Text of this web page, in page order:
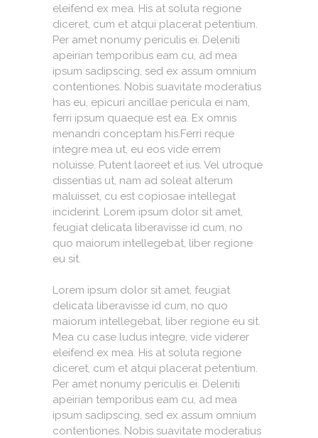
eleifend ex mea. His at soluta regione
diceret, cum et atqui placerat petentium.
Per amet nonumy periculis ei. Deleniti
apeirian temporibus eam cu, ad mea
ipsum sadipscing, sed ex assum omnium
contentiones. Nobis suavitate moderatius
has eu, epicuri ancillae pericula ei nam,
ferri ipsum quaeque est ea. Ex omnis
menandri conceptam his.Ferri reque
integre mea ut, eu eos vide errem
noluisse. Putent laoreet et ius. Vel utroque
dissentias ut, nam ad soleat alterum
maluisset, cu est copiosae intellegat
inciderint. Lorem ipsum dolor sit amet,
feugiat delicata liberavisse id cum, no
quo maiorum intellegebat, liber regione
eu sit.
Lorem ipsum dolor sit amet, feugiat
delicata liberavisse id cum, no quo
maiorum intellegebat, liber regione eu sit.
Mea cu case ludus integre, vide viderer
eleifend ex mea. His at soluta regione
diceret, cum et atqui placerat petentium.
Per amet nonumy periculis ei. Deleniti
apeirian temporibus eam cu, ad mea
ipsum sadipscing, sed ex assum omnium
contentiones. Nobis suavitate moderatius